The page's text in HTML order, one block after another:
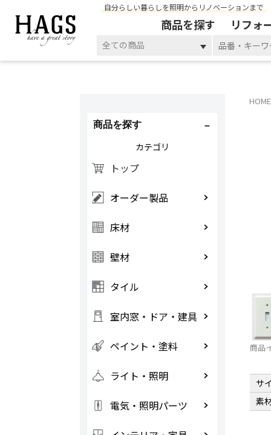
自分らしい暮らしを照明からリノベーションまで
商品を探す リフォ
全ての商品
HOME
商品
サ
素
商品を探す
カテゴリ
トップ
オーダー製品
床材
壁材
タイル
室内窓・ドア・建具
ペイント・塗料
ライト・照明
電気・照明パーツ